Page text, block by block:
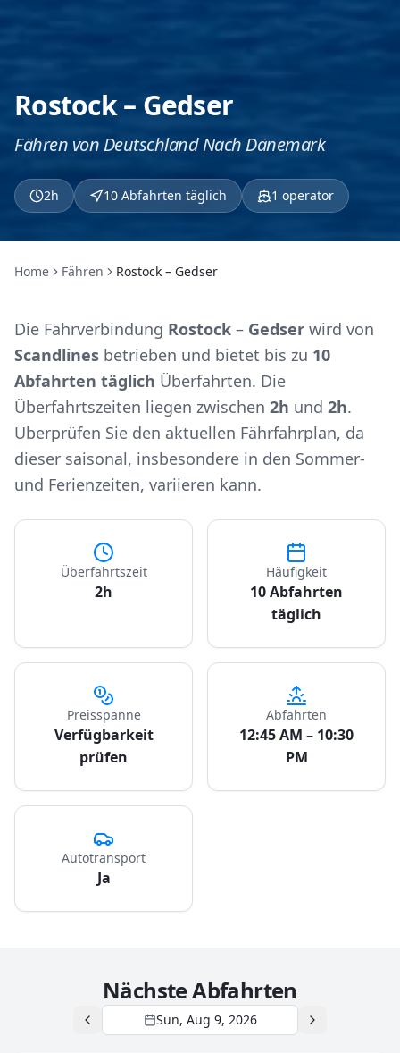
Rostock – Gedser
Fähren von Deutschland Nach Dänemark
2h 10 Abfahrten täglich 1 operator
Home Fähren Rostock – Gedser
Die Fährverbindung Rostock – Gedser wird von
Scandlines betrieben und bietet bis zu 10
Abfahrten täglich Überfahrten. Die
Überfahrtszeiten liegen zwischen 2h und 2h.
Überprüfen Sie den aktuellen Fährfahrplan, da
dieser saisonal, insbesondere in den Sommer-
und Ferienzeiten, variieren kann.
Überfahrtszeit
2h
Häufigkeit
10 Abfahrten
täglich
Preisspanne
Verfügbarkeit
prüfen
Abfahrten
12:45 AM – 10:30
PM
Autotransport
Ja
Nächste Abfahrten
Sun, Aug 9, 2026